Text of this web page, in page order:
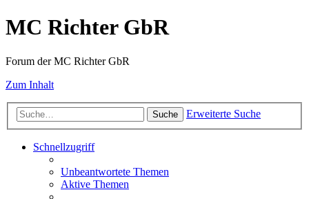
MC Richter GbR
Forum der MC Richter GbR
Zum Inhalt
Suche Erweiterte Suche
Schnellzugriff
Unbeantwortete Themen
Aktive Themen